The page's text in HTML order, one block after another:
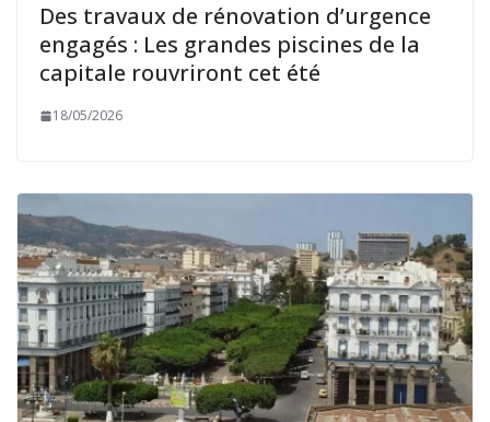
Des travaux de rénovation d’urgence
engagés : Les grandes piscines de la
capitale rouvriront cet été
18/05/2026